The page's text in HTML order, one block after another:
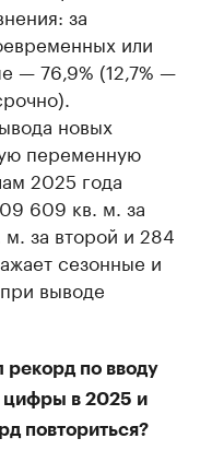
за
или
— 76,9% (12,7% —
новых
переменную
2025 года
609 кв. м. за
за второй и 284
сезонные и
выводе
по вводу
цифры в 2025 и
повториться?